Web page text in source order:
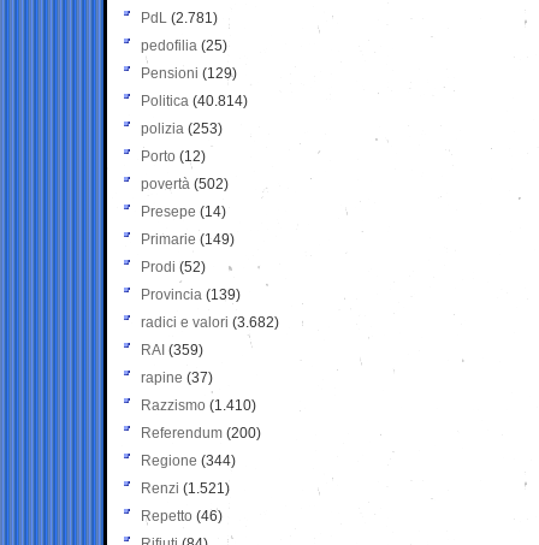
PdL (2.781)
pedofilia (25)
Pensioni (129)
Politica (40.814)
polizia (253)
Porto (12)
povertà (502)
Presepe (14)
Primarie (149)
Prodi (52)
Provincia (139)
radici e valori (3.682)
RAI (359)
rapine (37)
Razzismo (1.410)
Referendum (200)
Regione (344)
Renzi (1.521)
Repetto (46)